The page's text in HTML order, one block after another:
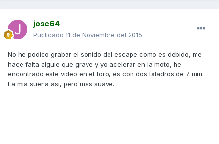
jose64
Publicado 11 de Noviembre del 2015
No he podido grabar el sonido del escape como es debido, me
hace falta alguie que grave y yo acelerar en la moto, he
encontrado este video en el foro, es con dos taladros de 7 mm.
La mia suena asi, pero mas suave.